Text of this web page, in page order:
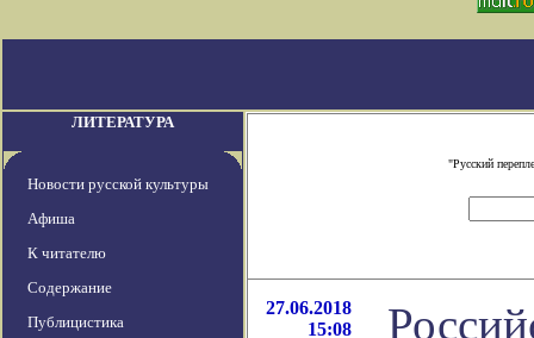
ЛИТЕРАТУРА
Новости русской культуры
Афиша
К читателю
Содержание
Публицистика
"Русский
27.06.2018
15:08